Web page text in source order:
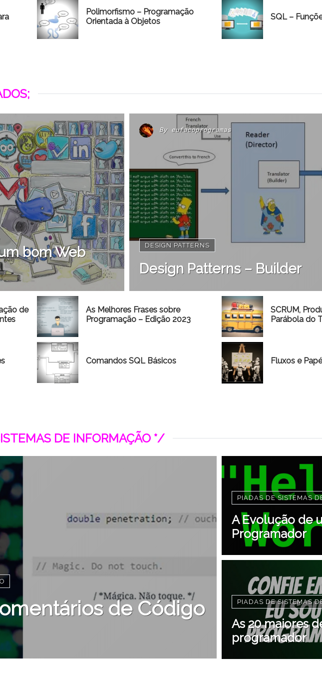
Polimorfismo – Programação
Orientada à Objetos
SQL –
bom Web
By eufacoprogramas
DESIGN PATTERNS
Design Patterns – Builder
de
As Melhores Frases sobre
Programação – Edição 2023
SCRUM,
Parábola do
Comandos SQL Básicos Fluxos e
DE INFORMAÇÃO */
de Código
PIADAS DE SISTEMAS
A Evolução de
Programador
PIADAS DE SISTEMAS
As 20 maiores
programador